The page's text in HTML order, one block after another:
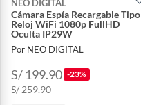
NEO DIGITAL
Cámara Espía Recargable Tipo
Reloj WiFi 1080p FullHD
Oculta IP29W
Por NEO DIGITAL
S/ 199.90 -23%
S/ 259.90